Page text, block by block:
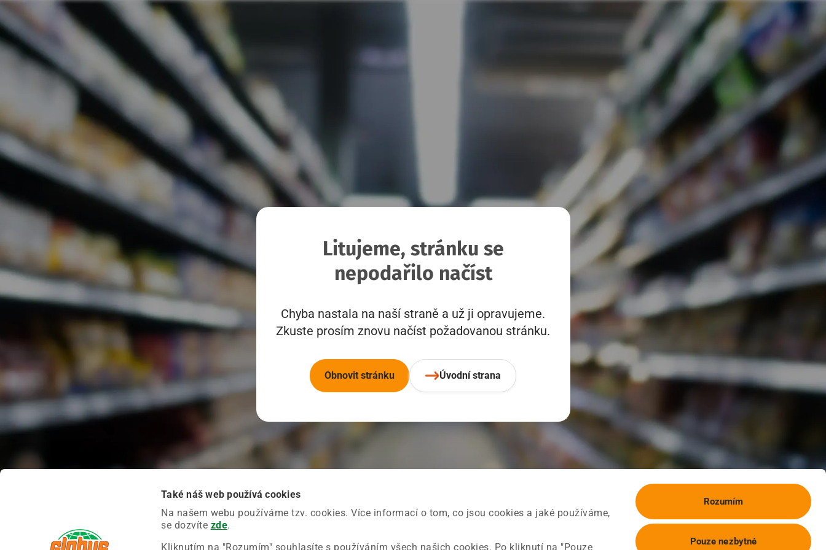
Také náš web používá cookies
Na našem webu používáme tzv. cookies. Více informací o tom, co jsou cookies a jaké používáme,
se dozvíte zde.
Kliknutím na "Rozumím" souhlasíte s používáním všech našich cookies. Po kliknutí na "Pouze
Rozumím
Pouze nezbytné
Litujeme, stránku se
nepodařilo načíst
Chyba nastala na naší straně a už ji opravujeme.
Zkuste prosím znovu načíst požadovanou stránku.
Obnovit stránku Úvodní strana